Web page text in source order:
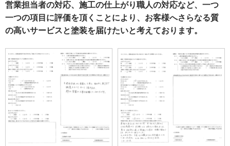
営業担当者の対応、施工の仕上がり職人の対応など、一つ
一つの項目に評価を頂くことにより、お客様へさらなる質
の高いサービスと塗装を届けたいと考えております。